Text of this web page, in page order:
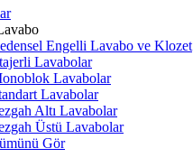
Engelli Lavabo ve Klozet
Lavabolar
Lavabolar
Lavabolar
Altı Lavabolar
Üstü Lavabolar
Gör